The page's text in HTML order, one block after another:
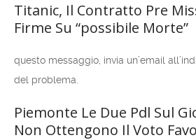
Titanic, Il Contratto Pre
Firme Su “possibile Morte”
questo messaggio, invia un’email
del problema.
Piemonte Le Due Pdl Sul
Non Ottengono Il Voto